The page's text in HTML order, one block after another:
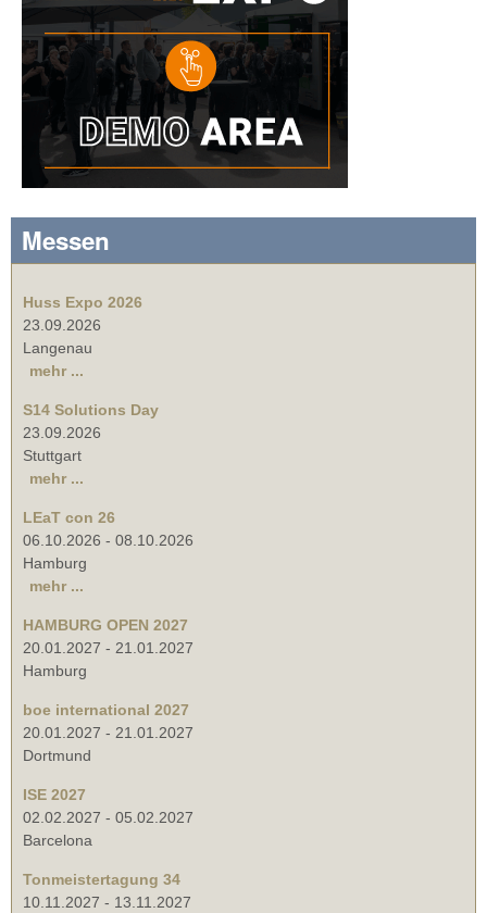
Messen
Huss Expo 2026
23.09.2026
Langenau
mehr ...
S14 Solutions Day
23.09.2026
Stuttgart
mehr ...
LEaT con 26
06.10.2026 - 08.10.2026
Hamburg
mehr ...
HAMBURG OPEN 2027
20.01.2027 - 21.01.2027
Hamburg
boe international 2027
20.01.2027 - 21.01.2027
Dortmund
ISE 2027
02.02.2027 - 05.02.2027
Barcelona
Tonmeistertagung 34
10.11.2027 - 13.11.2027